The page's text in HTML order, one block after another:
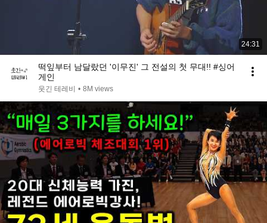
24:31
떡잎부터 남달랐던 '이무진' 그 전설의 첫 무대!! #싱어
게인
웃긴 테레비 • 8M views